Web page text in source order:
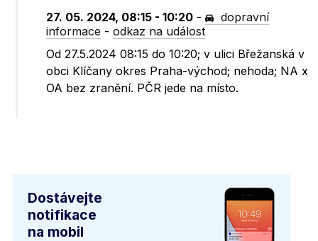
27. 05. 2024, 08:15 - 10:20 -
dopravní
informace -odkaz na událost
Od 27.5.2024 08:15 do 10:20; v ulici Břežanská v
obci Klíčany okres Praha-východ; nehoda; NA x
OA bez zranění. PČR jede na místo.
Dostávejte
notifikace
na mobil